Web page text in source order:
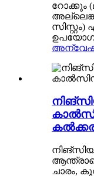
റോക്കും
ചാരം,